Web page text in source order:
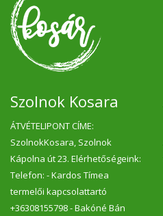
Szolnok Kosara
ÁTVÉTELIPONT CÍME:
SzolnokKosara, Szolnok
Kápolna út 23. Elérhetőségeink:
Telefon: - Kardos Tímea
termelői kapcsolattartó
+36308155798 - Bakóné Bán